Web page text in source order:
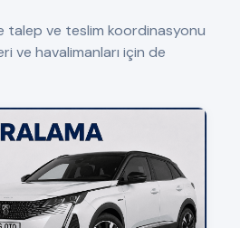
talep ve teslim koordinasyonu
ve havalimanları için de